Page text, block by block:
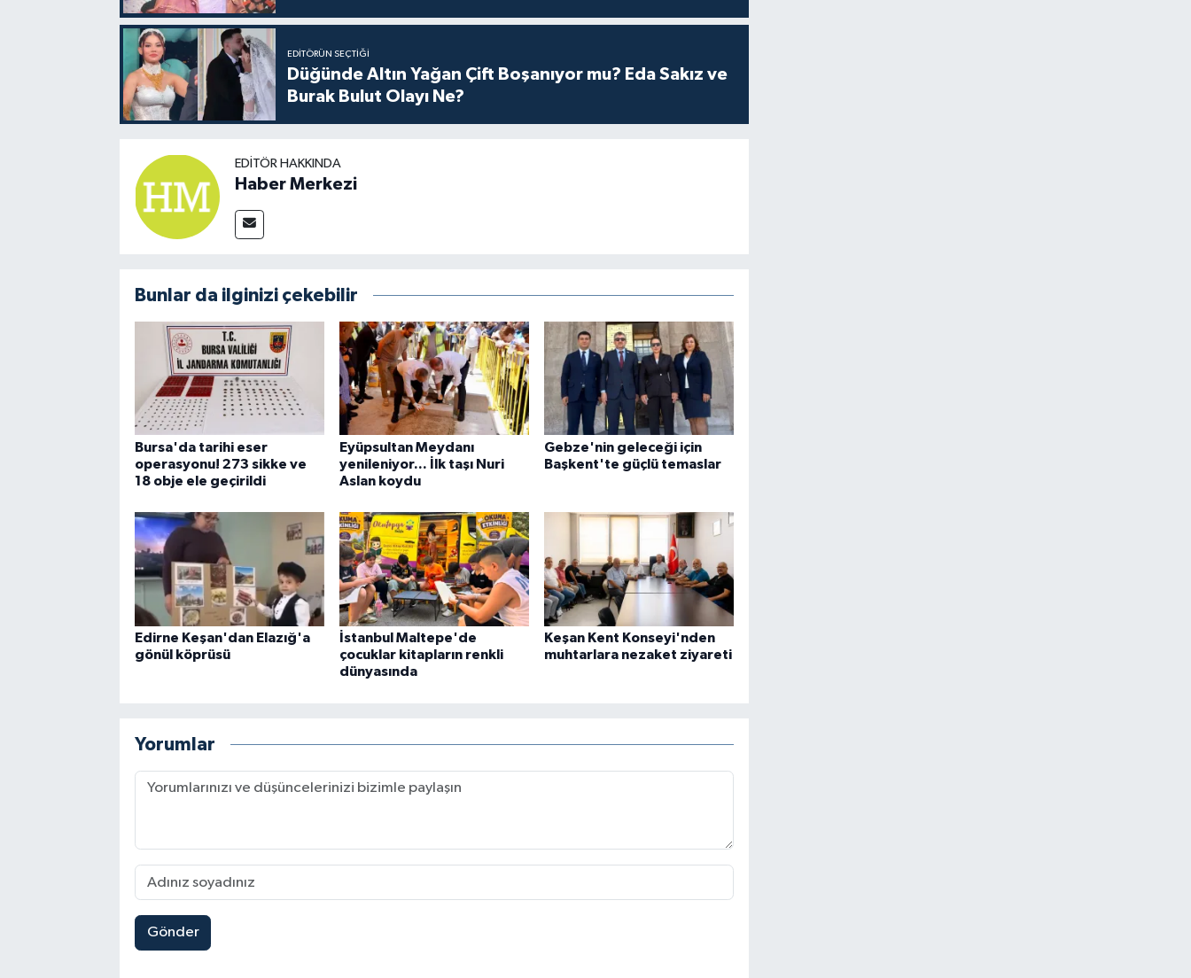
EDITÖRÜN SEÇTIĞI
Düğünde Altın Yağan Çift Boşanıyor mu? Eda Sakız ve
Burak Bulut Olayı Ne?
EDITÖR HAKKINDA
Haber Merkezi
Bunlar da ilginizi çekebilir
Bursa'da tarihi eser
operasyonu! 273 sikke ve
18 obje ele geçirildi
Eyüpsultan Meydanı
yenileniyor... İlk taşı Nuri
Aslan koydu
Gebze'nin geleceği için
Başkent'te güçlü temaslar
Edirne Keşan'dan Elazığ'a
gönül köprüsü
İstanbul Maltepe'de
çocuklar kitapların renkli
dünyasında
Keşan Kent Konseyi'nden
muhtarlara nezaket ziyareti
Yorumlar
Gönder